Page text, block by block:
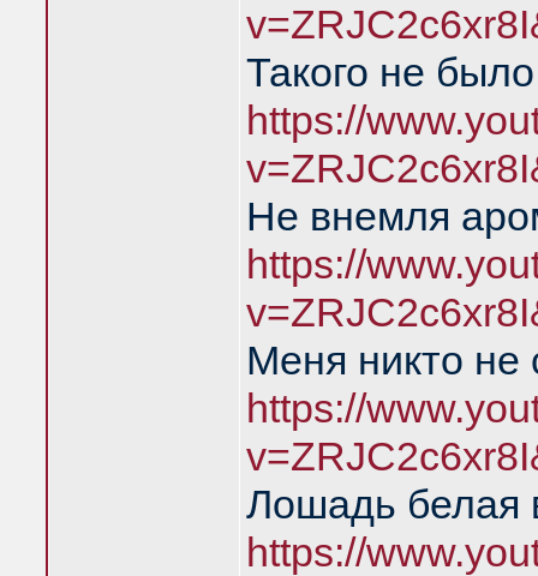
Такого не
https://
Не внемля
https://
Меня никто
https://
Лошадь
https://